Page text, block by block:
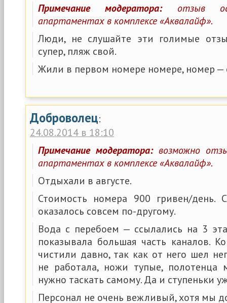
Примечание модератора:отзыв
апартаментах в комплексе «Аквалайф».
Люди, не слушайте эти голимые
супер, пляж свой.
Жили в первом номере номере, номер —
Доброволец:
24.08.2014 в 18:10
Примечание модератора:возможно
апартаментах в комплексе «Аквалайф».
Отдыхали в августе.
Стоимость номера 900 гривен/день.
оказалось совсем по-другому.
Вода с перебоем — ссылались на 3
показывала большая часть каналов.
чистили давно, так как от него шел
не работала, ножи тупые, полотенца
нужно таскать самому. Да и ступеньки
Персонал не очень вежливый, хотя мы